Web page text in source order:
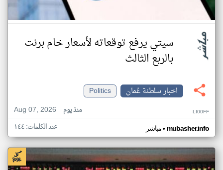
سيتي يرفع توقعاته لأسعار خام برنت
بالربع الثالث
اخبار سلطنة عُمان
Politics
Aug 07, 2026
منذ يوم LI00FF
مباشر• mubasher.info عدد الكلمات: ١٤٤